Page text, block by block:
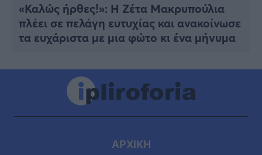
«Καλώς ήρθες!»: Η Ζέτα Μακρυπούλια
πλέει σε πελάγη ευτυχίας και ανακοίνωσε
τα ευχάριστα με μια φώτο κι ένα μήνυμα
ΑΡΧΙΚΗ